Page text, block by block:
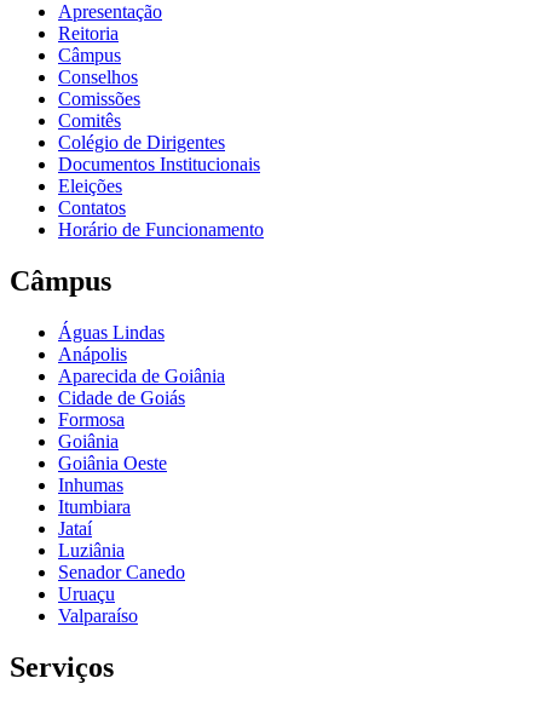
Apresentação
Reitoria
Câmpus
Conselhos
Comissões
Comitês
Colégio de Dirigentes
Documentos Institucionais
Eleições
Contatos
Horário de Funcionamento
Câmpus
Águas Lindas
Anápolis
Aparecida de Goiânia
Cidade de Goiás
Formosa
Goiânia
Goiânia Oeste
Inhumas
Itumbiara
Jataí
Luziânia
Senador Canedo
Uruaçu
Valparaíso
Serviços